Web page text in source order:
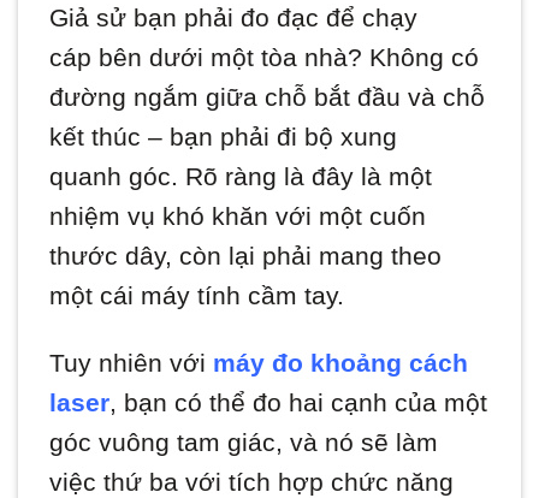
Giả sử bạn phải đo đạc để chạy
cáp bên dưới một tòa nhà? Không có
đường ngắm giữa chỗ bắt đầu và chỗ
kết thúc – bạn phải đi bộ xung
quanh góc. Rõ ràng là đây là một
nhiệm vụ khó khăn với một cuốn
thước dây, còn lại phải mang theo
một cái máy tính cầm tay.
Tuy nhiên với máy đo khoảng cách
laser, bạn có thể đo hai cạnh của một
góc vuông tam giác, và nó sẽ làm
việc thứ ba với tích hợp chức năng